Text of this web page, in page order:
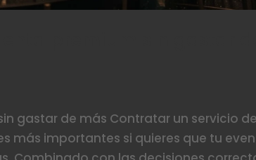
gastar de más Contratar un servicio
más importantes si quieres que tu